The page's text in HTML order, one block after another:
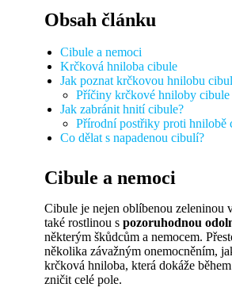
Obsah článku
Cibule a nemoci
Krčková hniloba cibule
Jak poznat krčkovou hnilobu
Příčiny krčkové hniloby cibule
Jak zabránit hnití cibule?
Přírodní postřiky proti hnilobě
Co dělat s napadenou cibulí?
Cibule a nemoci
Cibule je nejen oblíbenou zeleninou
také rostlinou s pozoruhodnou
některým škůdcům a nemocem.
několika závažným onemocněním,
krčková hniloba, která dokáže
zničit celé pole.